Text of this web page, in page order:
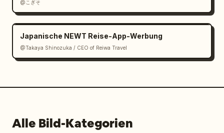
@こぎそ
Japanische NEWT Reise-App-Werbung
@Takaya Shinozuka / CEO of Reiwa Travel
Alle Bild-Kategorien